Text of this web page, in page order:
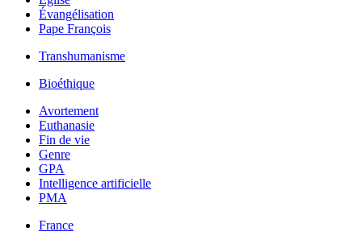
Évangélisation
Pape François
Transhumanisme
Bioéthique
Avortement
Euthanasie
Fin de vie
Genre
GPA
Intelligence artificielle
PMA
France